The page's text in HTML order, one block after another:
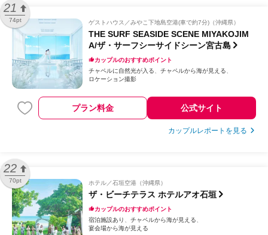
21
74pt ゲストハウス みやこ下地島空港(車で約7分)（沖縄県）
THE SURF SEASIDE SCENE MIYAKOJIM
A/ザ・サーフシーサイドシーン宮古島
カップルのおすすめポイント
チャペルに自然光が入る
チャペルから海が見える
ロケーション撮影
プラン料金 公式サイト
カップルレポートを見る
22
70pt ホテル 石垣空港（沖縄県）
ザ・ビーチテラス ホテルアオ石垣
カップルのおすすめポイント
宿泊施設あり
チャペルから海が見える
宴会場から海が見える